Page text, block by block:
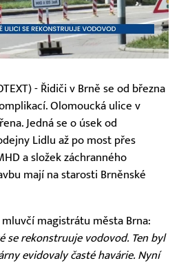
- Řidiči v Brně se od března
Olomoucká ulice v
Jedná se o úsek od
Lidlu až po most přes
a složek záchranného
mají na starosti Brněnské
magistrátu města Brna:
se rekonstruuje vodovod. Ten byl
evidovaly časté havárie. Nyní